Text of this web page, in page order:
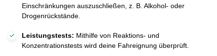
Einschränkungen auszuschließen, z. B. Alkohol- oder
Drogenrückstände.
Leistungstests: Mithilfe von Reaktions- und
Konzentrationstests wird deine Fahreignung überprüft.